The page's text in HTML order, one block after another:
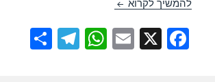
להמשיך לקרוא
F
X
E
W
T